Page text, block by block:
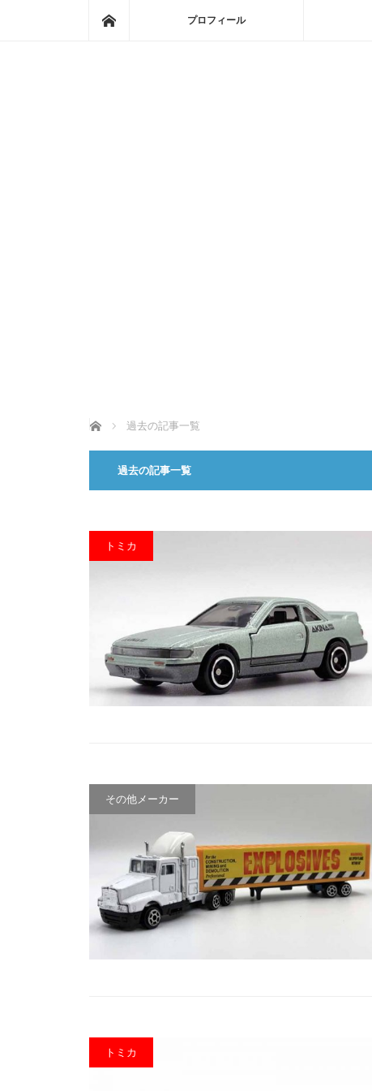
プロフィール
ホーム 過去の記事一覧
過去の記事一覧
トミカ
その他メーカー
トミカ